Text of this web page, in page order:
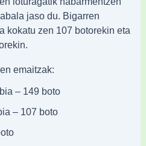
jaso du. Bigarren
kokatu zen 107 botorekin eta
emaitzak:
– 149 boto
– 107 boto